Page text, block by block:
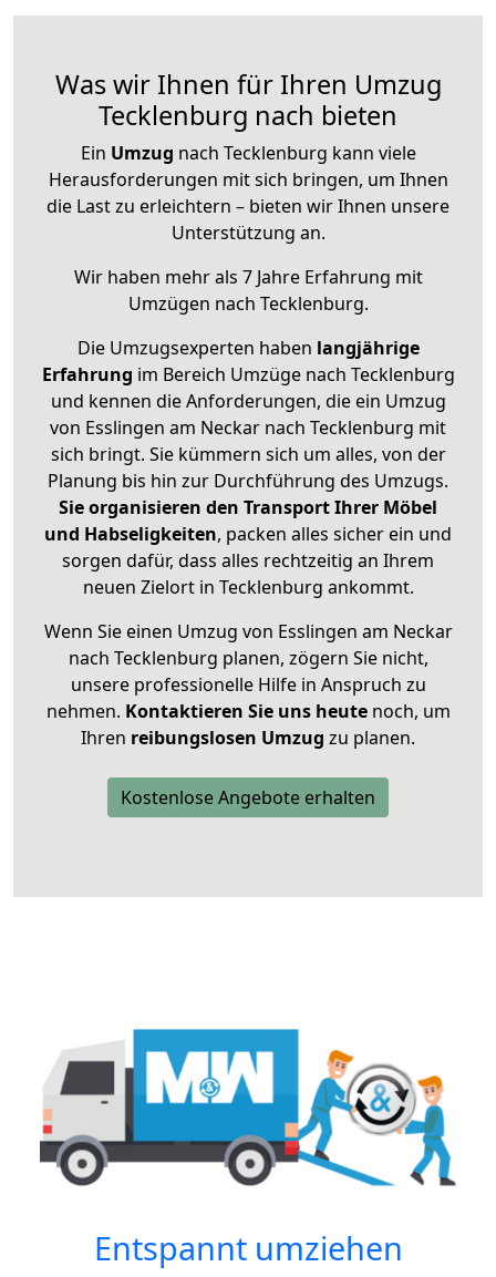
Was wir Ihnen für Ihren Umzug
Tecklenburg nach bieten
Ein Umzug nach Tecklenburg kann viele
Herausforderungen mit sich bringen, um Ihnen
die Last zu erleichtern – bieten wir Ihnen unsere
Unterstützung an.
Wir haben mehr als 7 Jahre Erfahrung mit
Umzügen nach Tecklenburg.
Die Umzugsexperten haben langjährige
Erfahrung im Bereich Umzüge nach Tecklenburg
und kennen die Anforderungen, die ein Umzug
von Esslingen am Neckar nach Tecklenburg mit
sich bringt. Sie kümmern sich um alles, von der
Planung bis hin zur Durchführung des Umzugs.
Sie organisieren den Transport Ihrer Möbel
und Habseligkeiten, packen alles sicher ein und
sorgen dafür, dass alles rechtzeitig an Ihrem
neuen Zielort in Tecklenburg ankommt.
Wenn Sie einen Umzug von Esslingen am Neckar
nach Tecklenburg planen, zögern Sie nicht,
unsere professionelle Hilfe in Anspruch zu
nehmen. Kontaktieren Sie uns heutenoch, um
Ihren reibungslosen Umzug zu planen.
Kostenlose Angebote erhalten
Entspannt umziehen